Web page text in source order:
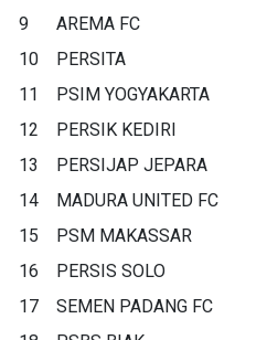
9
AREMA FC
10
PERSITA
11
PSIM YOGYAKARTA
12
PERSIK KEDIRI
13
PERSIJAP JEPARA
14
MADURA UNITED FC
15
PSM MAKASSAR
16
PERSIS SOLO
17
SEMEN PADANG FC